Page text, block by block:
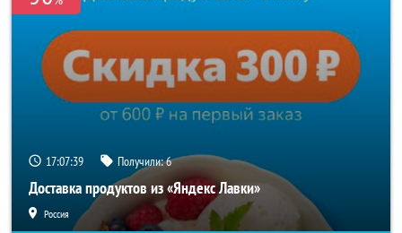
17:07:36 Получили:6
Доставка продуктов из «Яндекс Лавки»
Россия